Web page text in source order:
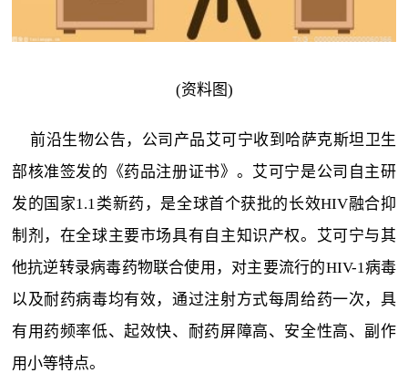
(资料图)
前沿生物公告，公司产品艾可宁收到哈萨克斯坦卫生
部核准签发的《药品注册证书》。艾可宁是公司自主研
发的国家1.1类新药，是全球首个获批的长效HIV融合抑
制剂，在全球主要市场具有自主知识产权。艾可宁与其
他抗逆转录病毒药物联合使用，对主要流行的HIV-1病毒
以及耐药病毒均有效，通过注射方式每周给药一次，具
有用药频率低、起效快、耐药屏障高、安全性高、副作
用小等特点。